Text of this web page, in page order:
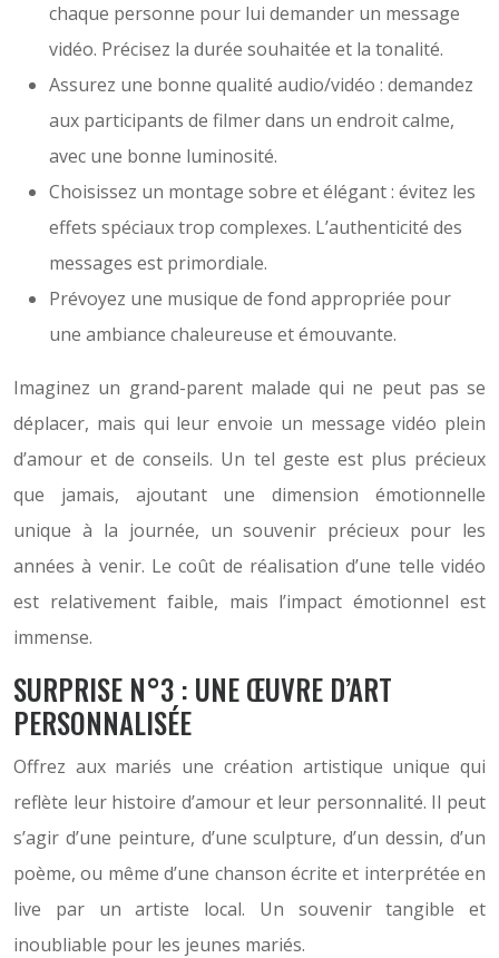
chaque personne pour lui demander un message
vidéo. Précisez la durée souhaitée et la tonalité.
Assurez une bonne qualité audio/vidéo : demandez
aux participants de filmer dans un endroit calme,
avec une bonne luminosité.
Choisissez un montage sobre et élégant : évitez les
effets spéciaux trop complexes. L’authenticité des
messages est primordiale.
Prévoyez une musique de fond appropriée pour
une ambiance chaleureuse et émouvante.
Imaginez un grand-parent malade qui ne peut pas se
déplacer, mais qui leur envoie un message vidéo plein
d’amour et de conseils. Un tel geste est plus précieux
que jamais, ajoutant une dimension émotionnelle
unique à la journée, un souvenir précieux pour les
années à venir. Le coût de réalisation d’une telle vidéo
est relativement faible, mais l’impact émotionnel est
immense.
SURPRISE N°3 : UNE ŒUVRE D’ART
PERSONNALISÉE
Offrez aux mariés une création artistique unique qui
reflète leur histoire d’amour et leur personnalité. Il peut
s’agir d’une peinture, d’une sculpture, d’un dessin, d’un
poème, ou même d’une chanson écrite et interprétée en
live par un artiste local. Un souvenir tangible et
inoubliable pour les jeunes mariés.